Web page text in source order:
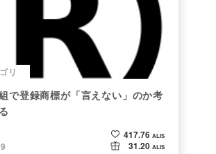
リ
で登録商標が「言えない」のか考
417.76 ALIS
31.20 ALIS